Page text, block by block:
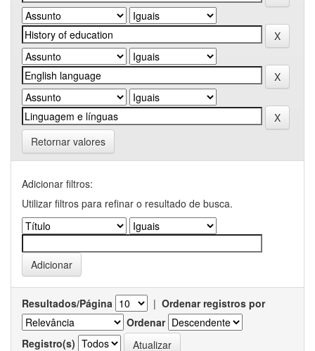
Retornar valores
Adicionar filtros:
Utilizar filtros para refinar o resultado de busca.
Resultados/Página | Ordenar registros por
Ordenar
Registro(s)